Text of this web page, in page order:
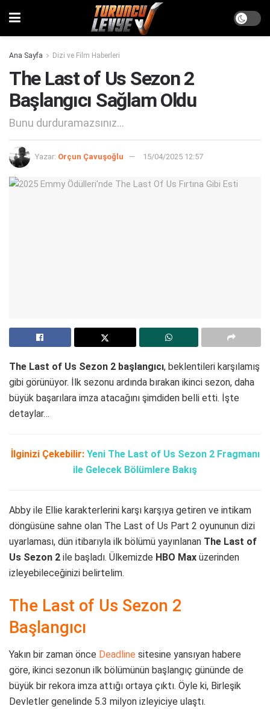
Ana Sayfa Dizi ve Film Haberleri
The Last of Us Sezon 2
Başlangıcı Sağlam Oldu
Bunu durduramazsınız...
Yazar: Orçun Çavuşoğlu 15/04/2025 12:57
The Last of Us Sezon 2 başlangıcı, beklentileri karşılamış
gibi görünüyor. İlk sezonu ardında bırakan ikinci sezon, daha
büyük başarılara imza atacağını şimdiden belli etti. İşte
detaylar…
İlginizi Çekebilir: Yeni The Last of Us Sezon 2 Fragmanı
ile Gelecek Bölümlere Bakış
Abby ile Ellie karakterlerini karşı karşıya getiren ve intikam
döngüsüne sahne olan The Last of Us Part 2 oyununun dizi
uyarlaması, dün itibarıyla ilk bölümü yayınlanan The Last of
Us Sezon 2 ile başladı. Ülkemizde HBO Max üzerinden
izleyebileceğinizi belirtelim.
The Last of Us Sezon 2
Başlangıcı
Yakın bir zaman önce Deadline sitesine yansıyan habere
göre, ikinci sezonun ilk bölümünün başlangıç gününde de
büyük bir rekora imza attığı ortaya çıktı. Öyle ki, Birleşik
Devletler genelinde 5.3 milyon izleyiciye ulaştı.